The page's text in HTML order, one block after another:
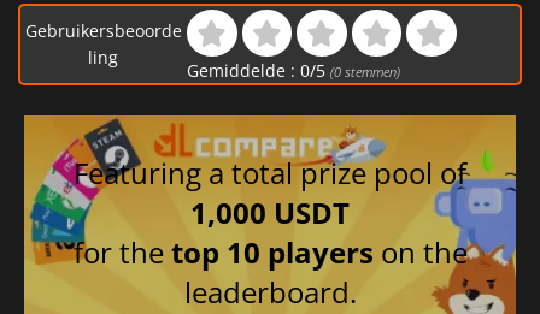
Gebruikersbeoorde
ling
Gemiddelde : 0/5 (0stemmen)
Featuring a total prize pool of
1,000 USDT
for thetop 10 players on the
leaderboard.